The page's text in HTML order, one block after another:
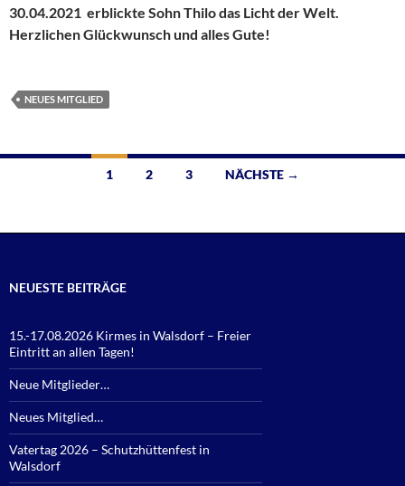
30.04.2021 erblickte Sohn Thilo das Licht der Welt.
Herzlichen Glückwunsch und alles Gute!
NEUES MITGLIED
Beitragsnavigation
1 2 3 NÄCHSTE →
NEUESTE BEITRÄGE
15.-17.08.2026 Kirmes in Walsdorf – Freier
Eintritt an allen Tagen!
Neue Mitglieder…
Neues Mitglied…
Vatertag 2026 – Schutzhüttenfest in
Walsdorf